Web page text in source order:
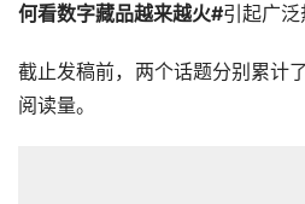
何看数字藏品越来越火#引起广泛
截止发稿前，两个话题分别累计
阅读量。